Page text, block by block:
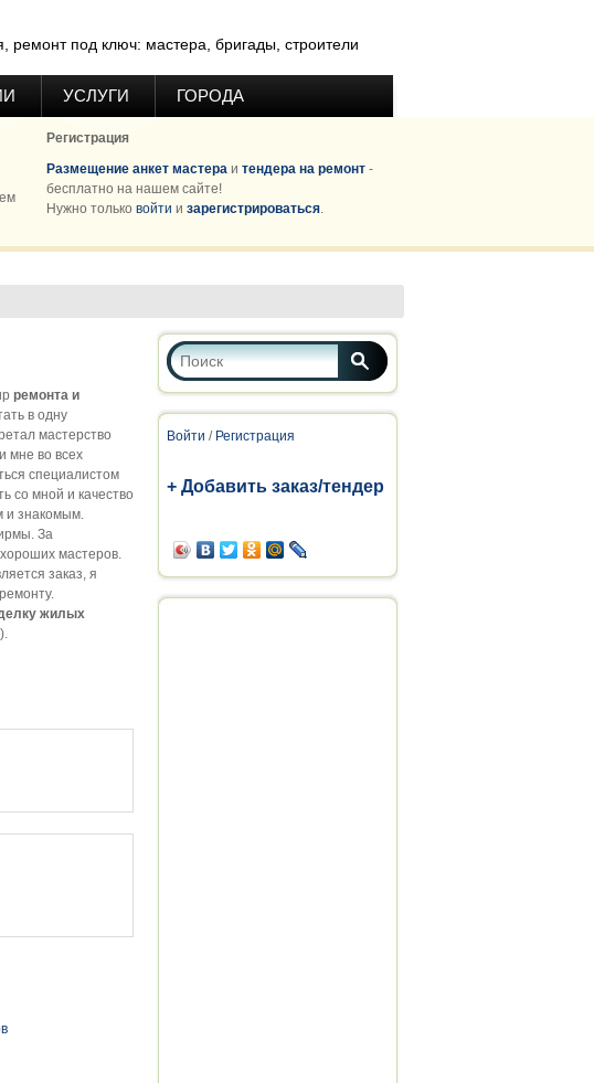
ремонт под ключ: мастера, бригады, строители
УСЛУГИ ГОРОДА
Регистрация
Размещение анкет мастера и тендера на ремонт -
бесплатно на нашем сайте!
Нужно только войти и зарегистрироваться.
ремонта и
в одну
мастерство
мне во всех
специалистом
со мной и качество
и знакомым.
За
мастеров.
заказ, я
жилых
Форма поиска
Поиск
Войти / Регистрация
+ Добавить заказ/тендер